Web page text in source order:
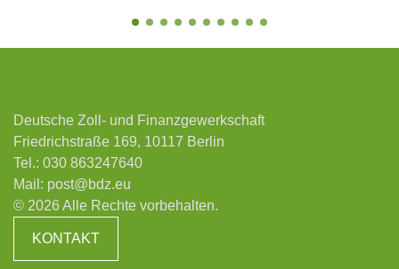
Deutsche Zoll- und Finanzgewerkschaft
Friedrichstraße 169, 10117 Berlin
Tel.: 030 863247640
Mail: post@bdz.eu
© 2026 Alle Rechte vorbehalten.
KONTAKT